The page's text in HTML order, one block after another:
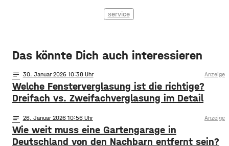
service
Das könnte Dich auch interessieren
notes 30. Januar 2026 10:38 Anzeige
Welche Fensterverglasung ist die richtige?
Dreifach vs. Zweifachverglasung im Detail
notes 26. Januar 2026 10:56 Anzeige
Wie weit muss eine Gartengarage in
Deutschland von den Nachbarn entfernt sein?